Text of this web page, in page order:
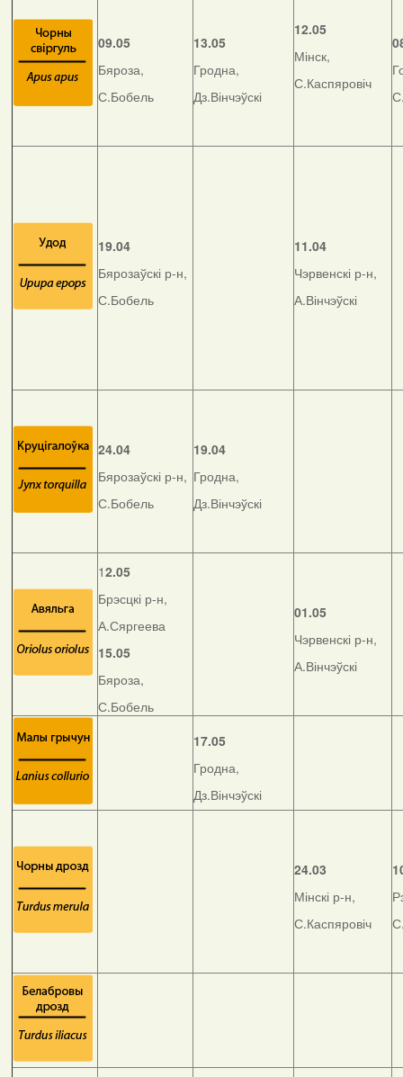
09.05
Бяроза,
С.Бобель
13.05
Гродна,
Дз.Вінчэўскі
12.05
Мінск,
С.Каспяровіч
19.04
Бярозаўскі р-н,
С.Бобель
11.04
Чэрвенскі р-н,
А.Вінчэўскі
24.04
Бярозаўскі р-н,
С.Бобель
19.04
Гродна,
Дз.Вінчэўскі
12.05
Брэсцкі р-н,
А.Сяргеева
15.05
Бяроза,
С.Бобель
01.05
Чэрвенскі р-н,
А.Вінчэўскі
17.05
Гродна,
Дз.Вінчэўскі
24.03
Мінскі р-н,
С.Каспяровіч